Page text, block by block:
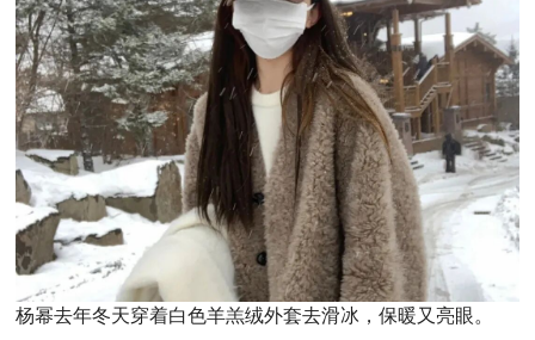
杨幂去年冬天穿着白色羊羔绒外套去滑冰，保暖又亮眼。